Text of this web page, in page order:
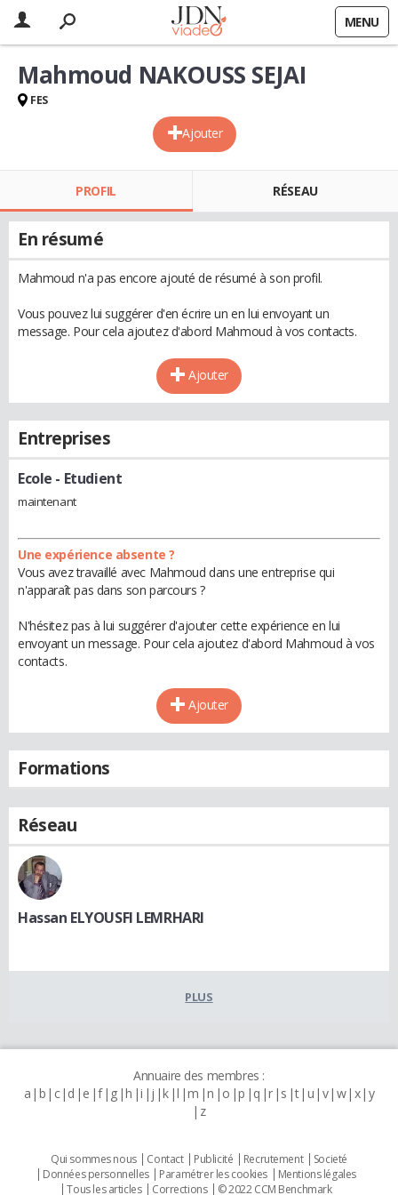
MENU
Ajouter
Mahmoud NAKOUSS SEJAI
FES
PROFIL RÉSEAU
En résumé
Mahmoud n'a pas encore ajouté de résumé à son profil.
Vous pouvez lui suggérer d'en écrire un en lui envoyant un
message. Pour cela ajoutez d'abord Mahmoud à vos contacts.
Ajouter
Entreprises
Ecole - Etudient
maintenant
Une expérience absente ?
Vous avez travaillé avec Mahmoud dans une entreprise qui
n'apparaît pas dans son parcours ?
N'hésitez pas à lui suggérer d'ajouter cette expérience en lui
envoyant un message. Pour cela ajoutez d'abord Mahmoud à vos
contacts.
Ajouter
Formations
Réseau
Hassan ELYOUSFI LEMRHARI
PLUS
Annuaire des membres :
a b c d e f g h i j k l m n o p q r s t u v w x y
z
Qui sommes nous Contact Publicité Recrutement
Societé
Données personnelles
Paramétrer les cookies
Mentions légales
Tous les articles
Corrections © 2022 CCM Benchmark